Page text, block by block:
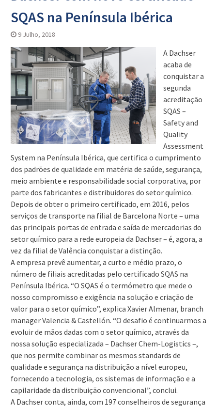
SQAS na Península Ibérica
9 Julho, 2018
A Dachser
acaba de
conquistar a
segunda
acreditação
SQAS –
Safety and
Quality
Assessment
System na Península Ibérica, que certifica o cumprimento
dos padrões de qualidade em matéria de saúde, segurança,
meio ambiente e responsabilidade social corporativa, por
parte dos fabricantes e distribuidores do setor químico.
Depois de obter o primeiro certificado, em 2016, pelos
serviços de transporte na filial de Barcelona Norte – uma
das principais portas de entrada e saída de mercadorias do
setor químico para a rede europeia da Dachser – é, agora, a
vez da filial de Valência conquistar a distinção.
A empresa prevê aumentar, a curto e médio prazo, o
número de filiais acreditadas pelo certificado SQAS na
Península Ibérica. “O SQAS é o termómetro que mede o
nosso compromisso e exigência na solução e criação de
valor para o setor químico”, explica Xavier Almenar, branch
manager Valencia & Castellón. “O desafio é continuarmos a
evoluir de mãos dadas com o setor químico, através da
nossa solução especializada – Dachser Chem-Logistics –,
que nos permite combinar os mesmos standards de
qualidade e segurança na distribuição a nível europeu,
fornecendo a tecnologia, os sistemas de informação e a
capilaridade da distribuição convencional”, conclui.
A Dachser conta, ainda, com 197 conselheiros de segurança